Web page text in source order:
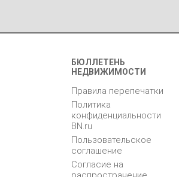
БЮЛЛЕТЕНЬ
НЕДВИЖИМОСТИ
Правила перепечатки
Политика
конфиденциальности
BN.ru
Пользовательское
соглашение
Согласие на